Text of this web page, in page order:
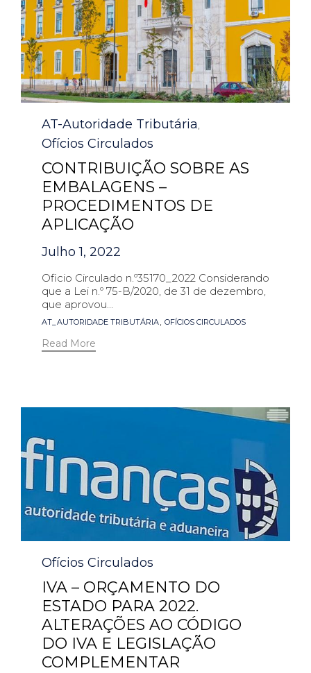
Category
AT-Autoridade Tributária,
Ofícios Circulados
CONTRIBUIÇÃO SOBRE AS
EMBALAGENS –
PROCEDIMENTOS DE
APLICAÇÃO
Julho 1, 2022
Oficio Circulado n.º35170_2022 Considerando
que a Lei n.º 75-B/2020, de 31 de dezembro,
que aprovou...
Tags
AT_AUTORIDADE TRIBUTÁRIA, OFÍCIOS CIRCULADOS
Read More
Category
Ofícios Circulados
IVA – ORÇAMENTO DO
ESTADO PARA 2022.
ALTERAÇÕES AO CÓDIGO
DO IVA E LEGISLAÇÃO
COMPLEMENTAR